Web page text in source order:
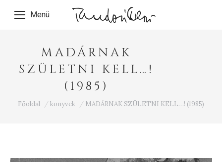
Menü
MADÁRNAK
SZÜLETNI KELL…!
(1985)
Ön itt van:
Főoldal konyvek MADÁRNAK SZÜLETNI KELL…! (1985)